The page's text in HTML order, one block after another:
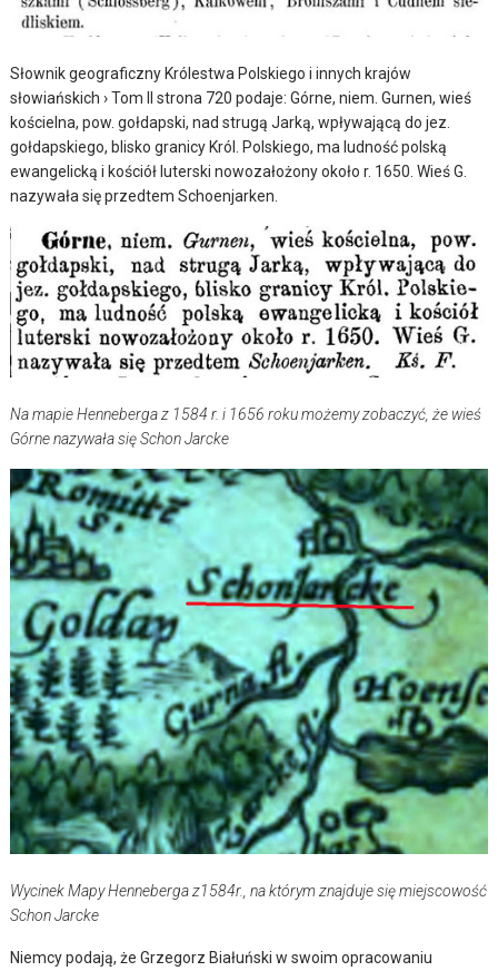
Słownik geograficzny Królestwa Polskiego i innych krajów
słowiańskich › Tom II strona 720 podaje: Górne, niem. Gurnen, wieś
kościelna, pow. gołdapski, nad strugą Jarką, wpływającą do jez.
gołdapskiego, blisko granicy Król. Polskiego, ma ludność polską
ewangelicką i kościół luterski nowozałożony około r. 1650. Wieś G.
nazywała się przedtem Schoenjarken.
Na mapie Henneberga z 1584 r. i 1656 roku możemy zobaczyć, że wieś
Górne nazywała się Schon Jarcke
Wycinek Mapy Henneberga z1584r., na którym znajduje się miejscowość
Schon Jarcke
Niemcy podają, że Grzegorz Białuński w swoim opracowaniu